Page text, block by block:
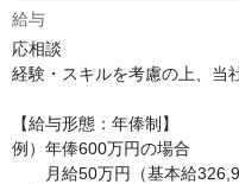
給与
応相談
経験・スキルを考慮の上、当
【給与形態：年俸制】
例）年俸600万円の場合
月給50万円（基本給